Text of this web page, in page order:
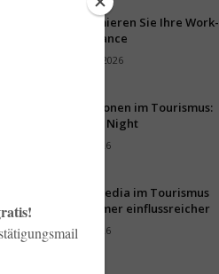
So optimieren Sie Ihre Work-
Life-Balance
3. August 2026
Innovationen im Tourismus:
Start-up Night
31. Juli 2026
Social Media im Tourismus
wird immer einflussreicher
30. Juli 2026